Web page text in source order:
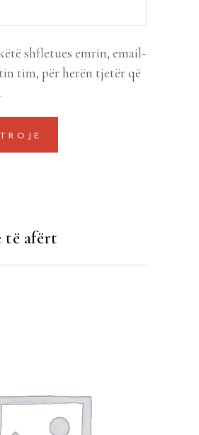
shfletues emrin, email-
tim, për herën tjetër që
të afërt